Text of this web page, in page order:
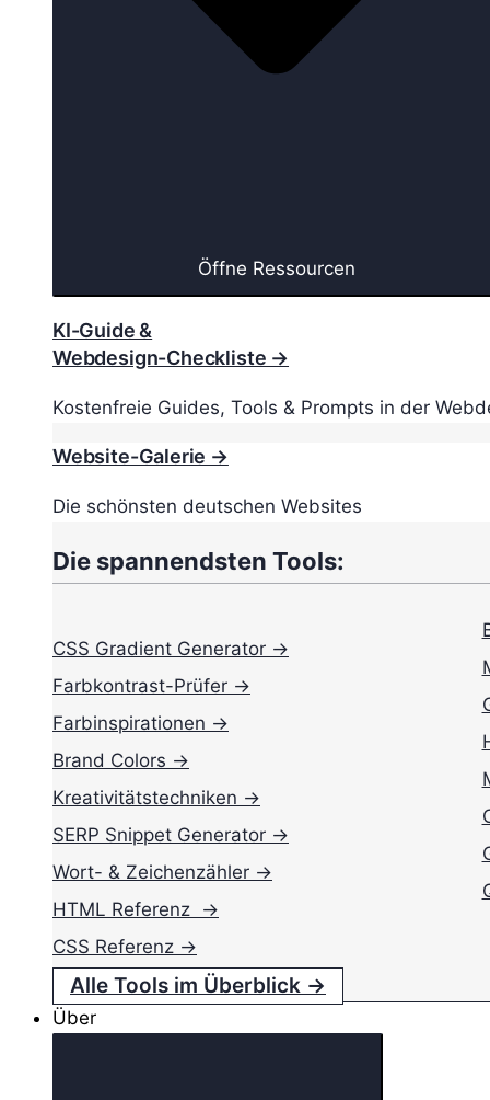
Öffne Ressourcen
KI-Guide &
Webdesign-Checkliste →
Kostenfreie Guides, Tools & Prompts in der
Website-Galerie →
Die schönsten deutschen Websites
Die spannendsten Tools:
CSS Gradient Generator →
Farbkontrast-Prüfer →
Farbinspirationen →
Brand Colors →
Kreativitätstechniken →
SERP Snippet Generator →
Wort- & Zeichenzähler →
HTML Referenz →
CSS Referenz →
Alle Tools im Überblick →
Über